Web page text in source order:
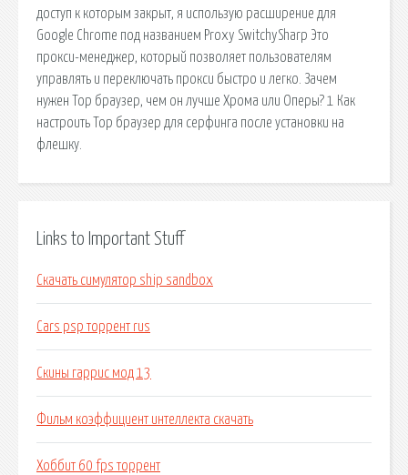
доступ к которым закрыт, я использую расширение для
Google Chrome под названием Proxy SwitchySharp Это
прокси-менеджер, который позволяет пользователям
управлять и переключать прокси быстро и легко. Зачем
нужен Тор браузер, чем он лучше Хрома или Оперы? 1 Как
настроить Тор браузер для серфинга после установки на
флешку.
Links to Important Stuff
Скачать симулятор ship sandbox
Cars psp торрент rus
Скины гаррис мод 13
Фильм коэффициент интеллекта скачать
Хоббит 60 fps торрент